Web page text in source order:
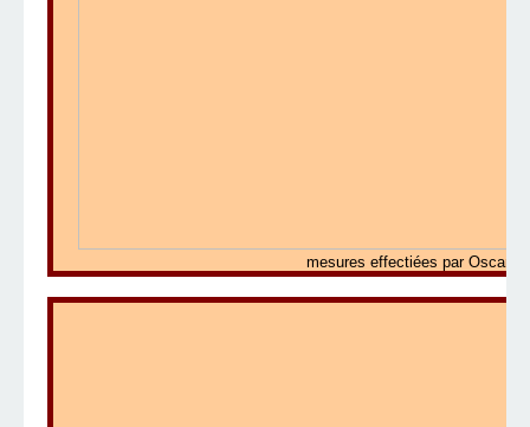
mesures effectiées par Oscar